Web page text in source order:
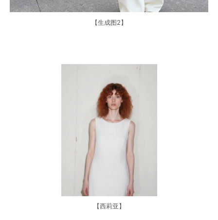
【生成图2】
【西莉亚】